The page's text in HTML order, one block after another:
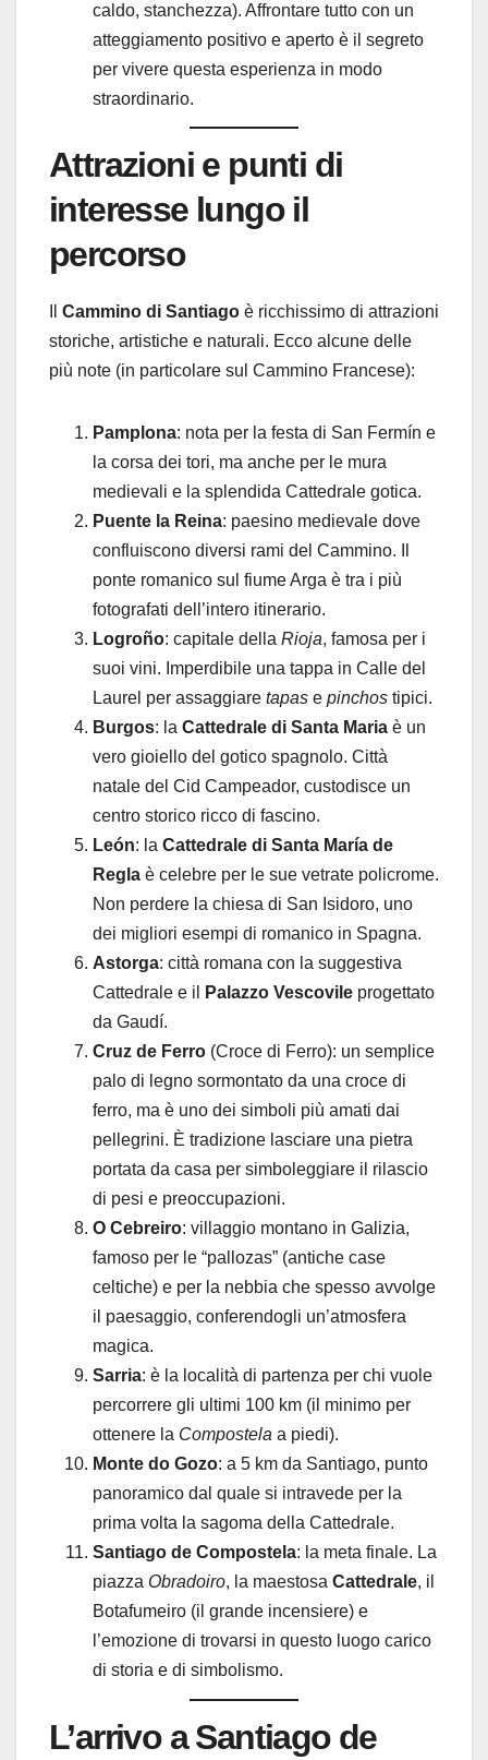
caldo, stanchezza). Affrontare tutto con un
atteggiamento positivo e aperto è il segreto
per vivere questa esperienza in modo
straordinario.
Attrazioni e punti di
interesse lungo il
percorso
Cammino di Santiago è ricchissimo di attrazioni
storiche, artistiche e naturali. Ecco alcune delle
più note (in particolare sul Cammino Francese):
Pamplona: nota per la festa di San Fermín e
la corsa dei tori, ma anche per le mura
medievali e la splendida Cattedrale gotica.
Puente la Reina: paesino medievale dove
confluiscono diversi rami del Cammino. Il
ponte romanico sul fiume Arga è tra i più
fotografati dell’intero itinerario.
Logroño: capitale della Rioja, famosa per i
suoi vini. Imperdibile una tappa in Calle del
Laurel per assaggiare tapas e pinchos tipici.
Burgos: la Cattedrale di Santa Maria è un
vero gioiello del gotico spagnolo. Città
natale del Cid Campeador, custodisce un
centro storico ricco di fascino.
León: la Cattedrale di Santa María de
Regla è celebre per le sue vetrate policrome.
Non perdere la chiesa di San Isidoro, uno
dei migliori esempi di romanico in Spagna.
Astorga: città romana con la suggestiva
Cattedrale e il
Palazzo Vescovile progettato
da Gaudí.
Cruz de Ferro (Croce di Ferro): un semplice
palo di legno sormontato da una croce di
ferro, ma è uno dei simboli più amati dai
pellegrini. È tradizione lasciare una pietra
portata da casa per simboleggiare il rilascio
di pesi e preoccupazioni.
O Cebreiro: villaggio montano in Galizia,
famoso per le “pallozas” (antiche case
celtiche) e per la nebbia che spesso avvolge
il paesaggio, conferendogli un’atmosfera
magica.
Sarria: è la località di partenza per chi vuole
percorrere gli ultimi 100 km (il minimo per
ottenere la Compostela a piedi).
Monte do Gozo: a 5 km da Santiago, punto
panoramico dal quale si intravede per la
prima volta la sagoma della Cattedrale.
Santiago de Compostela: la meta finale. La
piazza Obradoiro, la maestosa Cattedrale, il
Botafumeiro (il grande incensiere) e
l’emozione di trovarsi in questo luogo carico
di storia e di simbolismo.
L’arrivo a Santiago de